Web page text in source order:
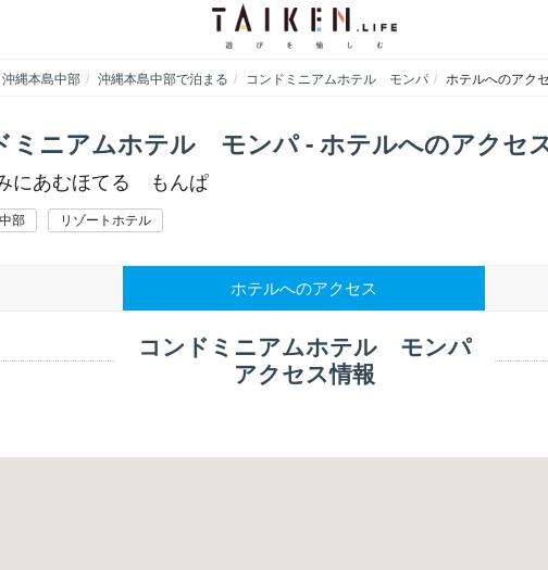
沖縄本島中部 沖縄本島中部で泊まる コンドミニアムホテル モンパ ホテルへのアク
ミニアムホテル モンパ - ホテルへのアクセ
にあむほてる もんぱ
部 リゾートホテル
ホテルへのアクセス
コンドミニアムホテル モンパ
アクセス情報